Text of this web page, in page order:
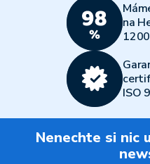
na
ISO
Nenechte si nic